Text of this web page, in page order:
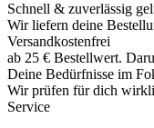
Schnell & zuverlässig
Wir liefern deine
Versandkostenfrei
ab 25 € Bestellwert.
Deine Bedürfnisse im
Wir prüfen für dich
Service